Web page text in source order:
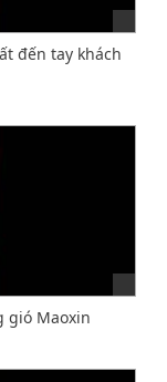
đến tay khách
gió Maoxin